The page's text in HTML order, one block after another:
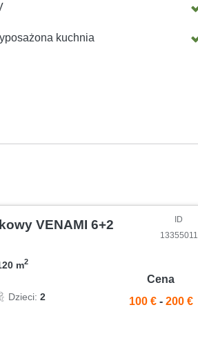
kuchnia
VENAMI 6+2
ID
13355011
m2
Dzieci:2
Cena
100 € - 200 €